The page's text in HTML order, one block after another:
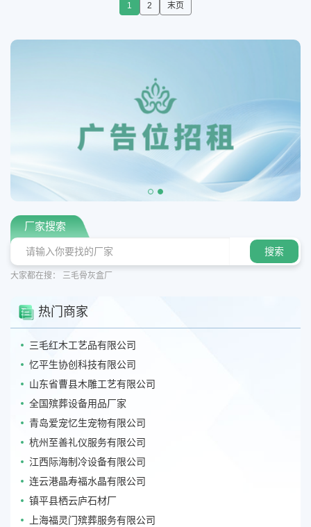
1 2 末页
厂家搜索
大家都在搜： 三毛骨灰盒厂
热门商家
三毛红木工艺品有限公司
忆平生协创科技有限公司
山东省曹县木雕工艺有限公司
全国殡葬设备用品厂家
青岛爱宠忆生宠物有限公司
杭州至善礼仪服务有限公司
江西际海制冷设备有限公司
连云港晶寿福水晶有限公司
镇平县栖云庐石材厂
上海福灵门殡葬服务有限公司